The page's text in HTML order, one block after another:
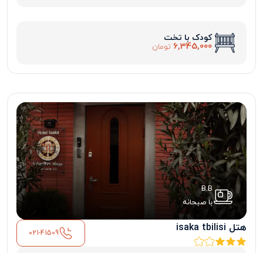
کودک با تخت
6,345,000 تومان
B.B
با صبحانه
هتل isaka tbilisi 021-41509